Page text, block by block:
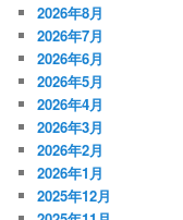
2026年8月
2026年7月
2026年6月
2026年5月
2026年4月
2026年3月
2026年2月
2026年1月
2025年12月